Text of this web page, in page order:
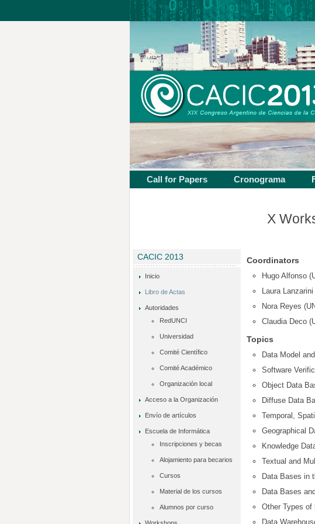
Call for Papers Cronograma
CACIC 2013
Inicio
Libro de Actas
Autoridades
RedUNCI
Universidad
Comité Científico
Comité Académico
Organización local
Acceso a la Organización
Envío de artículos
Escuela de Informática
Inscripciones y becas
Alojamiento para becarios
Cursos
Material de los cursos
Alumnos por curso
X
Coordinators
Hugo Alfonso
Laura
Nora Reyes
Claudia Deco
Topics
Data Model
Software
Object Data
Diffuse Data
Temporal,
Geographical
Knowledge
Textual and
Data Bases in
Data Bases
Other Types of
Data